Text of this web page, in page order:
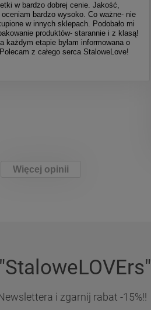
w bardzo dobrej cenie. Jakość,
bardzo wysoko. Co ważne- nie
w innych sklepach. Podobało mi
produktów- starannie i z klasą!
każdym etapie byłam informowana o
z całego serca StaloweLove!
Więcej opinii
i zgarnij rabat -15%!!